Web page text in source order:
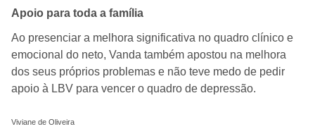
Apoio para toda a família
Ao presenciar a melhora significativa no quadro clínico e
emocional do neto, Vanda também apostou na melhora
dos seus próprios problemas e não teve medo de pedir
apoio à LBV para vencer o quadro de depressão.
Viviane de Oliveira